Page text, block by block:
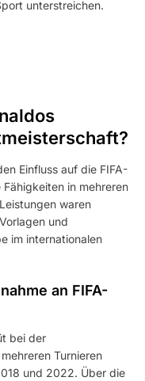
unterstreichen.
Einfluss auf die FIFA-
in mehreren
waren
und
im internationalen
an FIFA-
bei der
Turnieren
und 2022. Über die